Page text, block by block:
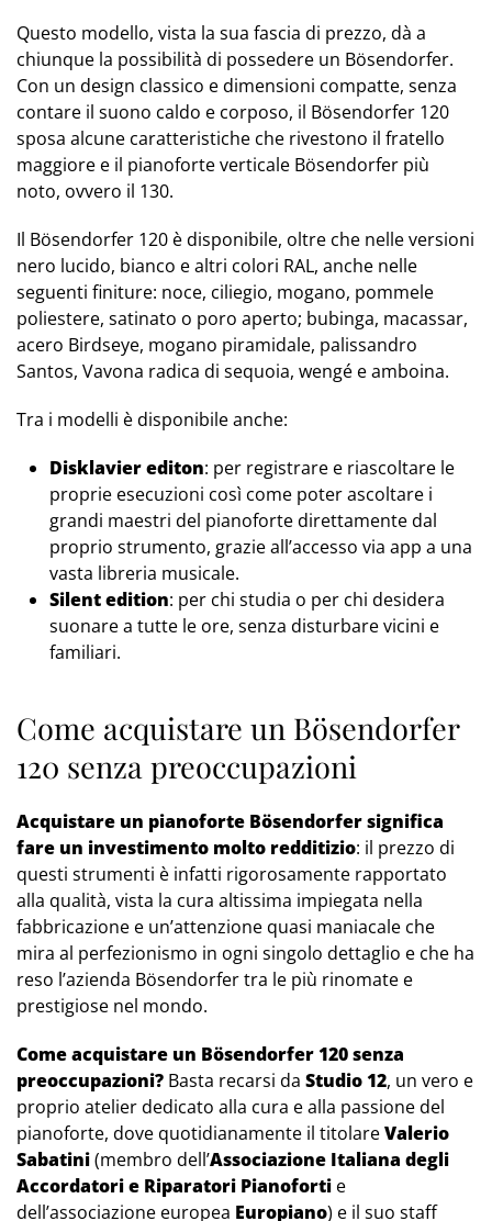
Questo modello, vista la sua fascia di prezzo, dà a
chiunque la possibilità di possedere un Bösendorfer.
Con un design classico e dimensioni compatte, senza
contare il suono caldo e corposo, il Bösendorfer 120
sposa alcune caratteristiche che rivestono il fratello
maggiore e il pianoforte verticale Bösendorfer più
noto, ovvero il 130.
Il Bösendorfer 120 è disponibile, oltre che nelle versioni
nero lucido, bianco e altri colori RAL, anche nelle
seguenti finiture: noce, ciliegio, mogano, pommele
poliestere, satinato o poro aperto; bubinga, macassar,
acero Birdseye, mogano piramidale, palissandro
Santos, Vavona radica di sequoia, wengé e amboina.
Tra i modelli è disponibile anche:
Disklavier editon: per registrare e riascoltare le
proprie esecuzioni così come poter ascoltare i
grandi maestri del pianoforte direttamente dal
proprio strumento, grazie all’accesso via app a una
vasta libreria musicale.
Silent edition: per chi studia o per chi desidera
suonare a tutte le ore, senza disturbare vicini e
familiari.
Come acquistare un Bösendorfer
120 senza preoccupazioni
Acquistare un pianoforte Bösendorfer significa
fare un investimento molto redditizio: il prezzo di
questi strumenti è infatti rigorosamente rapportato
alla qualità, vista la cura altissima impiegata nella
fabbricazione e un’attenzione quasi maniacale che
mira al perfezionismo in ogni singolo dettaglio e che ha
reso l’azienda Bösendorfer tra le più rinomate e
prestigiose nel mondo.
Come acquistare un Bösendorfer 120 senza
preoccupazioni? Basta recarsi da Studio 12, un vero e
proprio atelier dedicato alla cura e alla passione del
pianoforte, dove quotidianamente il titolareValerio
Sabatini(membro dell’Associazione Italiana degli
Accordatori e Riparatori Pianoforti e
dell’associazione europea Europiano) e il suo staff